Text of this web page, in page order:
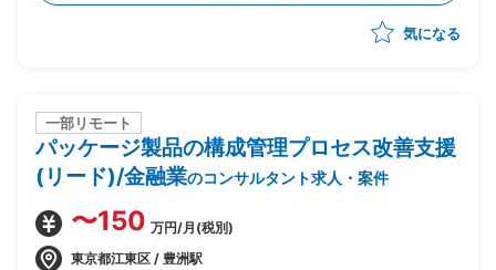
・企画構想フェーズは完了済み、今後設計フェーズの予
成・サービス設計を実施
・フェーズ前半〜中盤中心の想定(途中引き継ぎを見込
んだアサインとなる可能性あり)
気になる
一部リモート
パッケージ製品の構成管理プロセス改善支援
(リード)/金融業のコンサルタント求人・案件
〜150 万円/月(税別)
東京都江東区 / 豊洲駅